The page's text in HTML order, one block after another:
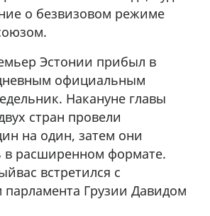
о безвизовом режиме
Эстонии прибыл в
официальным
Накануне главы
стран провели
на один, затем они
в расширенном формате.
встретился с
парламента Грузии Давидом